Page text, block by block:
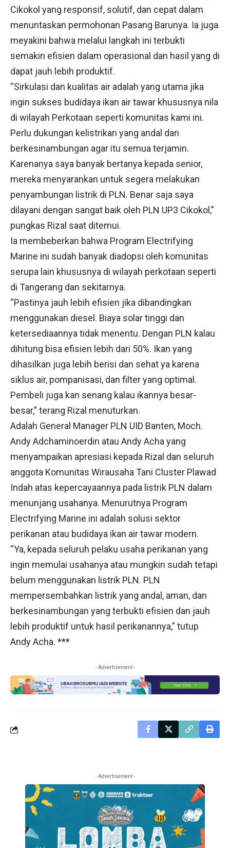
Cikokol yang responsif, solutif, dan cepat dalam
menuntaskan permohonan Pasang Barunya. Ia juga
meyakini bahwa melalui langkah ini terbukti
semakin efisien dalam operasional dan hasil yang di
dapat jauh lebih produktif.
“Sirkulasi dan kualitas air adalah yang utama jika
ingin sukses budidaya ikan air tawar khususnya nila
di wilayah Perkotaan seperti komunitas kami ini.
Perlu dukungan kelistrikan yang andal dan
berkesinambungan agar itu semua terjamin.
Karenanya saya banyak bertanya kepada senior,
mereka menyarankan untuk segera melakukan
penyambungan listrik di PLN. Benar saja saya
dilayani dengan sangat baik oleh PLN UP3 Cikokol,”
pungkas Rizal saat ditemui.
Ia membeberkan bahwa Program Electrifying
Marine ini sudah banyak diadopsi oleh komunitas
serupa lain khususnya di wilayah perkotaan seperti
di Tangerang dan sekitarnya.
“Pastinya jauh lebih efisien jika dibandingkan
menggunakan diesel. Biaya solar tinggi dan
ketersediaannya tidak menentu. Dengan PLN kalau
dihitung bisa efisien lebih dari 50%. Ikan yang
dihasilkan juga lebih berisi dan sehat ya karena
siklus air, pompanisasi, dan filter yang optimal.
Pembeli juga kan senang kalau ikannya besar-
besar,” terang Rizal menuturkan.
Adalah General Manager PLN UID Banten, Moch.
Andy Adchaminoerdin atau Andy Acha yang
menyampaikan apresiasi kepada Rizal dan seluruh
anggota Komunitas Wirausaha Tani Cluster Plawad
Indah atas kepercayaannya pada listrik PLN dalam
menunjang usahanya. Menurutnya Program
Electrifying Marine ini adalah solusi sektor
perikanan atau budidaya ikan air tawar modern.
“Ya, kepada seluruh pelaku usaha perikanan yang
ingin memulai usahanya atau mungkin sudah tetapi
belum menggunakan listrik PLN. PLN
mempersembahkan listrik yang andal, aman, dan
berkesinambungan yang terbukti efisien dan jauh
lebih produktif untuk hasil perikanannya,” tutup
Andy Acha. ***
- Advertisement -
- Advertisement -